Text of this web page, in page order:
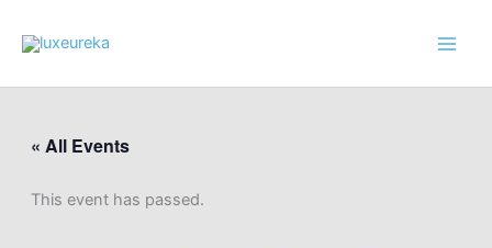
« All Events
This event has passed.